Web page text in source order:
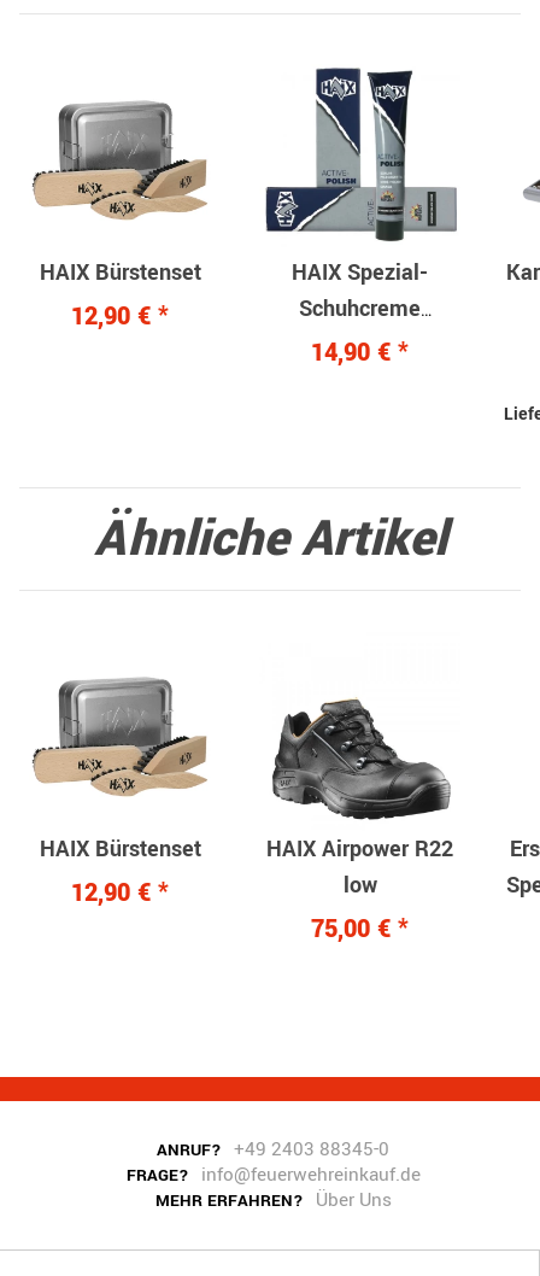
HAIX Bürstenset
12,90 € *
HAIX Spezial-
Schuhcreme
schwarz Tube a 200
14,90 € *
Ähnliche Artikel
HAIX Bürstenset
12,90 € *
HAIX Airpower R22
low
75,00 € *
ANRUF? +49 2403 88345-0
FRAGE? info@feuerwehreinkauf.de
MEHR ERFAHREN? Über Uns